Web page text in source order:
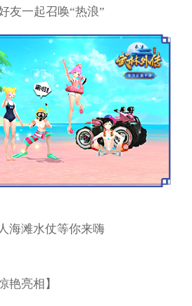
友一起召唤“热浪”
海滩水仗等你来嗨
艳亮相】